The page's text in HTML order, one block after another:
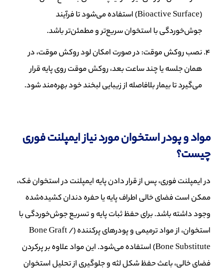
(Bioactive Surface) استفاده می‌شود تا فرآیند
جوش‌خوردگی با استخوان سریع‌تر و مطمئن‌تر باشد.
نصب روکش موقت: در صورت امکان لود روکش موقت، در
همان جلسه یا چند ساعت بعد، روکش موقت روی پایه قرار
می‌گیرد تا بیمار بلافاصله از زیبایی لبخند خود بهره‌مند شود.
مواد و پودر استخوان مورد نیاز ایمپلنت فوری
چیست؟
در ایمپلنت فوری، پس از قرار دادن پایه ایمپلنت در استخوان فک،
ممکن است فضای خالی اطراف پایه یا حفره دندان کشیده‌شده
وجود داشته باشد. برای حفظ ثبات پایه و تسریع جوش‌خوردگی با
استخوان، از مواد ترمیمی و پودرهای پرکننده (Bone Graft /
Bone Substitute) استفاده می‌شود. این مواد علاوه بر پرکردن
فضای خالی، باعث حفظ شکل لثه و جلوگیری از تحلیل استخوان